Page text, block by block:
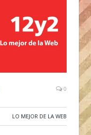
0
LO MEJOR DE LA WEB